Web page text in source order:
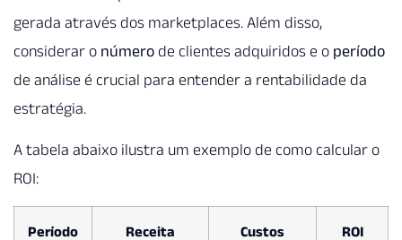
gerada através dos marketplaces. Além disso,
considerar o número de clientes adquiridos e o período
de análise é crucial para entender a rentabilidade da
estratégia.
A tabela abaixo ilustra um exemplo de como calcular o
ROI:
Período
Receita
Custos
ROI